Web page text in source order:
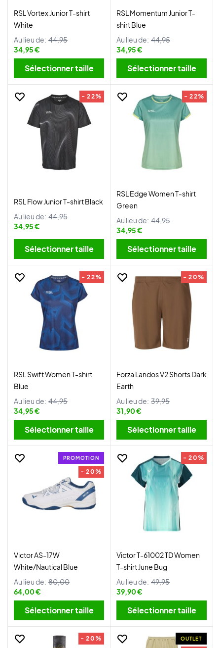
RSL Vortex Junior T-shirt
White
Au lieu de: 44,95
34,95 €
Sélectionner taille
RSL Momentum Junior T-
shirt Blue
Au lieu de: 44,95
34,95 €
Sélectionner taille
- 22%
RSL Flow Junior T-shirt Black
Au lieu de: 44,95
34,95 €
Sélectionner taille
- 22%
RSL Edge Women T-shirt
Green
Au lieu de: 44,95
34,95 €
Sélectionner taille
- 22%
RSL Swift Women T-shirt
Blue
Au lieu de: 44,95
34,95 €
Sélectionner taille
- 20%
Forza Landos V2 Shorts Dark
Earth
Au lieu de: 39,95
31,90 €
Sélectionner taille
PROMOTION
- 20%
Victor AS-17W
White/Nautical Blue
Au lieu de: 80,00
64,00 €
Sélectionner taille
- 20%
Victor T-61002 TD Women
T-shirt June Bug
Au lieu de: 49,95
39,90 €
Sélectionner taille
- 20% OUTLET